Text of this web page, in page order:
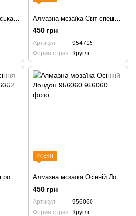
Алмазна мозаїка Українська муза 956066 Алмазна мозаїка Світ спецій 954715 спеції
450 грн
Артикул
954715
Форма страз
Круглі
40х50
450 грн
Артикул
956060
Форма страз
Круглі